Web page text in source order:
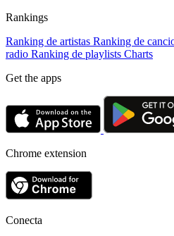
Rankings
Ranking de artistas Ranking de
radio Ranking de playlists Charts
Get the apps
Chrome extension
Conecta